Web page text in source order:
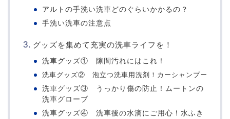
アルトの手洗い洗車どのぐらいかかるの？
手洗い洗車の注意点
グッズを集めて充実の洗車ライフを！
洗車グッズ① 隙間汚れにはこれ！
洗車グッズ② 泡立つ洗車用洗剤！カーシャンプー
洗車グッズ③ うっかり傷の防止！ムートンの
洗車グローブ
洗車グッズ④ 洗車後の水滴にご用心！水ふき